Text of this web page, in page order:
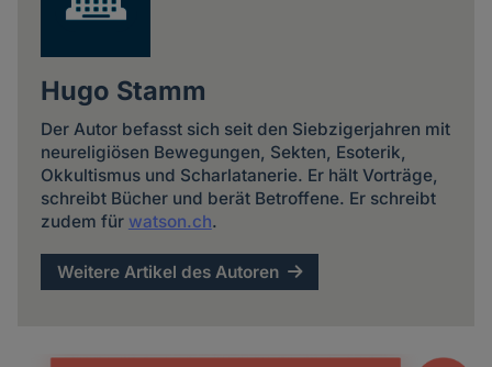
Hugo Stamm
Der Autor befasst sich seit den Siebzigerjahren mit
neureligiösen Bewegungen, Sekten, Esoterik,
Okkultismus und Scharlatanerie. Er hält Vorträge,
schreibt Bücher und berät Betroffene. Er schreibt
zudem für watson.ch.
Weitere Artikel des Autoren